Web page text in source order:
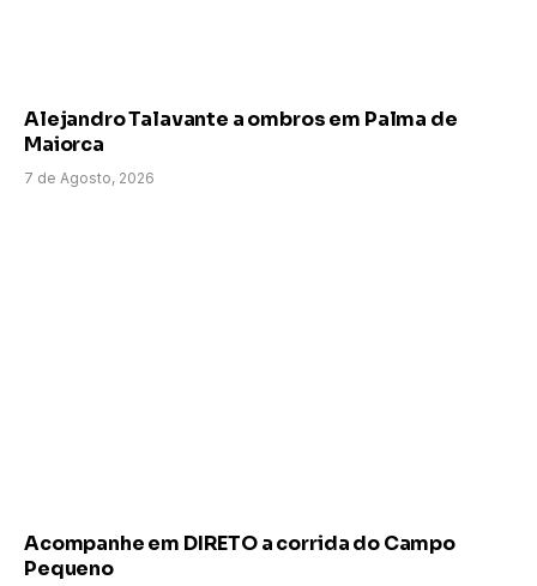
Alejandro Talavante a ombros em Palma de
Maiorca
7 de Agosto, 2026
Acompanhe em DIRETO a corrida do Campo
Pequeno